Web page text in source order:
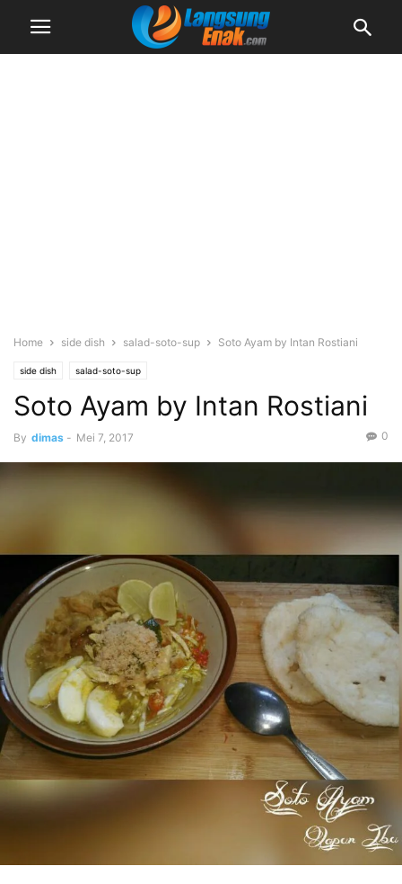
Home side dish salad-soto-sup Soto Ayam by Intan Rostiani
side dish salad-soto-sup
Soto Ayam by Intan Rostiani
By dimas - Mei 7, 2017 0